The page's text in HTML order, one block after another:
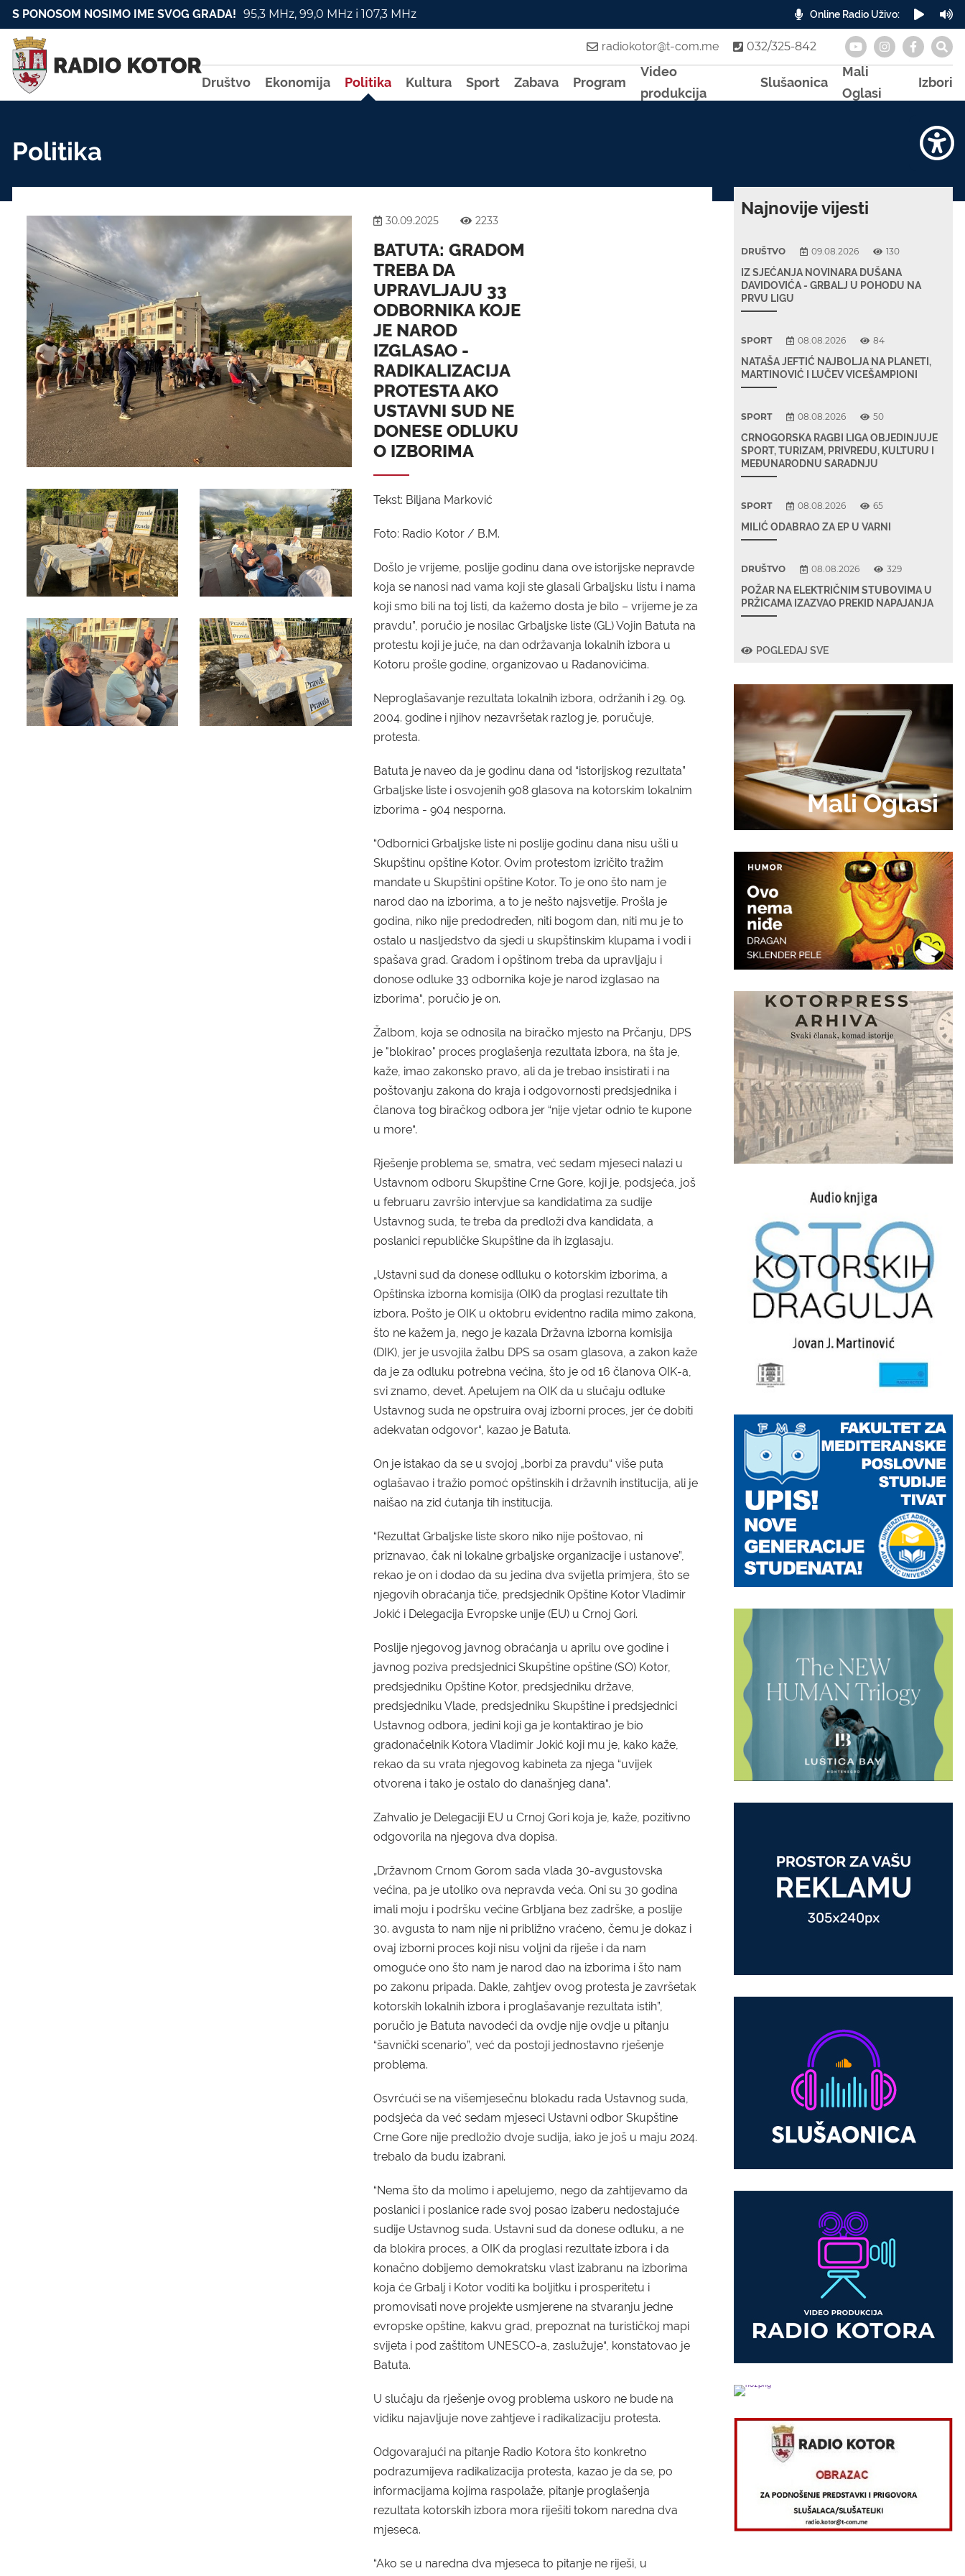
S PONOSOM NOSIMO IME SVOG GRADA! 95,3 MHz, 99,0 MHz i 107,3 MHz Online Radio Uživo:
radiokotor@t-com.me 032/325-842
Društvo Ekonomija Politika Kultura Sport Zabava Program
Video
produkcija
Slušaonica
Mali
Oglasi
Izbori
Politika
30.09.2025 2233
BATUTA: GRADOM
TREBA DA
UPRAVLJAJU 33
ODBORNIKA KOJE
JE NAROD
IZGLASAO -
RADIKALIZACIJA
PROTESTA AKO
USTAVNI SUD NE
DONESE ODLUKU
O IZBORIMA
Tekst: Biljana Marković
Foto: Radio Kotor / B.M.
Došlo je vrijeme, poslije godinu dana ove istorijske nepravde
koja se nanosi nad vama koji ste glasali Grbaljsku listu i nama
koji smo bili na toj listi, da kažemo dosta je bilo – vrijeme je za
pravdu”, poručio je nosilac Grbaljske liste (GL) Vojin Batuta na
protestu koji je juče, na dan održavanja lokalnih izbora u
Kotoru prošle godine, organizovao u Radanovićima.
Neproglašavanje rezultata lokalnih izbora, održanih i 29. 09.
2004. godine i njihov nezavršetak razlog je, poručuje,
protesta.
Batuta je naveo da je godinu dana od “istorijskog rezultata”
Grbaljske liste i osvojenih 908 glasova na kotorskim lokalnim
izborima - 904 nesporna.
“Odbornici Grbaljske liste ni poslije godinu dana nisu ušli u
Skupštinu opštine Kotor. Ovim protestom izričito tražim
mandate u Skupštini opštineKotor. To je ono što nam je
narod dao na izborima, a to je nešto najsvetije. Prošla je
godina, niko nije predodređen, niti bogom dan, niti mu je to
ostalo u nasljedstvo da sjedi u skupštinskim klupama i vodi i
spašava grad. Gradom i opštinom treba da upravljaju i
donose odluke 33 odbornika koje je narod izglasao na
izborima“, poručio je on.
Žalbom, koja se odnosila na biračko mjesto na Prčanju, DPS
je "blokirao" proces proglašenja rezultata izbora, na šta je,
kaže, imao zakonsko pravo, ali da je trebao insistirati i na
poštovanju zakona do kraja i odgovornosti predsjednika i
članova tog biračkog odbora jer “nije vjetar odnio te kupone
u more“.
Rješenje problema se, smatra, već sedam mjeseci nalazi u
Ustavnom odboru Skupštine Crne Gore, koji je, podsjeća, još
u februaru završio intervjue sa kandidatima za sudije
Ustavnog suda, te treba da predložidva kandidata, a
poslanici republičke Skupštine da ih izglasaju.
„Ustavni sud da donese odlluku o kotorskim izborima, a
Opštinska izborna komisija (OIK) da proglasi rezultate tih
izbora. Pošto je OIK u oktobru evidentno radila mimo zakona,
što ne kažem ja, nego je kazala Državna izborna komisija
(DIK), jer je usvojila žalbu DPS sa osam glasova, a zakon kaže
da je za odluku potrebna većina, što jeod 16 članova OIK-a,
svi znamo, devet. Apelujem na OIKda u slučaju odluke
Ustavnog suda ne opstruira ovaj izborni proces, jer će dobiti
adekvatan odgovor“, kazao je Batuta.
On je istakao da se u svojoj „borbi za pravdu“ više puta
oglašavao i tražio pomoć opštinskih i državnih institucija, ali je
naišao na zid ćutanja tih institucija.
“Rezultat Grbaljske liste skoro niko nije poštovao, ni
priznavao, čak ni lokalne grbaljske organizacije i ustanove”,
rekao je on i dodao da su jedina dva svijetla primjera, što se
njegovih obraćanja tiče, predsjednik Opštine Kotor Vladimir
Jokić i Delegacija Evropske unije (EU) u Crnoj Gori.
Poslije njegovog javnog obraćanja u aprilu ove godine i
javnog poziva predsjednici Skupštine opštine (SO) Kotor,
predsjedniku Opštine Kotor, predsjedniku države,
predsjedniku Vlade, predsjedniku Skupštine i predsjednici
Ustavnog odbora, jedini koji ga je kontaktirao je bio
gradonačelnik Kotora Vladimir Jokić koji mu je, kako kaže,
rekao da su vrata njegovog kabineta za njega “uvijek
otvorena i tako je ostalo do današnjeg dana“.
Zahvalio je Delegaciji EU u Crnoj Gori koja je, kaže, pozitivno
odgovorila na njegova dva dopisa.
„Državnom Crnom Gorom sada vlada 30-avgustovska
većina, pa je utoliko ova nepravda veća. Oni su 30 godina
imali moju i podršku većine Grbljana bez zadrške, a poslije
30. avgusta to nam nije ni približno vraćeno, čemu je dokaz i
ovaj izborni proces koji nisu voljni da riješe i da nam
omoguće ono što nam je narod dao na izborima i što nam
po zakonu pripada. Dakle, zahtjev ovog protesta je završetak
kotorskih lokalnih izbora i proglašavanje rezultata istih”,
poručio je Batuta navodeći da ovdje nije ovdjeu pitanju
“šavnički scenario”, već da postoji jednostavno rješenje
problema.
Osvrćući se na višemjesečnu blokadu rada Ustavnog suda,
podsjeća da već sedam mjeseci Ustavni odbor Skupštine
Crne Gore nije predložio dvoje sudija, iako je još u maju 2024.
trebalo da budu izabrani.
“Nema što da molimo i apelujemo, nego da zahtijevamo da
poslanici i poslanice rade svoj posao izaberu nedostajuće
sudije Ustavnog suda. Ustavni sud da donese odluku, a ne
da blokira proces, a OIK da proglasi rezultate izbora i da
konačno dobijemo demokratsku vlast izabranu na izborima
koja će Grbalj i Kotor voditi ka boljitku i prosperitetu i
promovisati nove projekte usmjerene na stvaranju jedne
evropske opštine, kakvu grad, prepoznat na turističkoj mapi
svijeta i pod zaštitom UNESCO-a, zaslužuje“, konstatovao je
Batuta.
U slučaju da rješenje ovog problema uskoro ne bude na
vidiku najavljuje nove zahtjeve i radikalizaciju protesta.
Odgovarajući na pitanje Radio Kotora što konkretno
podrazumijeva radikalizacija protesta, kazao je da se, po
informacijama kojima raspolaže, pitanje proglašenja
rezultata kotorskih izbora mora riješiti tokom naredna dva
mjeseca.
“Ako se u naredna dva mjeseca to pitanje ne riješi, u
Najnovije vijesti
DRUŠTVO 09.08.2026 130
IZ SJEĆANJA NOVINARA DUŠANA
DAVIDOVIĆA - GRBALJ U POHODU NA
PRVU LIGU
SPORT 08.08.2026 84
NATAŠA JEFTIĆ NAJBOLJA NA PLANETI,
MARTINOVIĆ I LUČEV VICEŠAMPIONI
SPORT 08.08.2026 50
CRNOGORSKA RAGBI LIGA OBJEDINJUJE
SPORT, TURIZAM, PRIVREDU, KULTURU I
MEĐUNARODNU SARADNJU
SPORT 08.08.2026 65
MILIĆ ODABRAO ZA EP U VARNI
DRUŠTVO 08.08.2026 329
POŽAR NA ELEKTRIČNIM STUBOVIMA U
PRŽICAMA IZAZVAO PREKID NAPAJANJA
POGLEDAJ SVE
Mali Oglasi